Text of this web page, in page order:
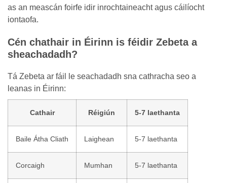
as an meascán foirfe idir inrochtaineacht agus cáilíocht
iontaofa.
Cén chathair in Éirinn is féidir Zebeta a
sheachadadh?
Tá Zebeta ar fáil le seachadadh sna cathracha seo a
leanas in Éirinn:
Cathair Réigiún 5-7 laethanta
Baile Átha Cliath Laighean 5-7 laethanta
Corcaigh Mumhan 5-7 laethanta